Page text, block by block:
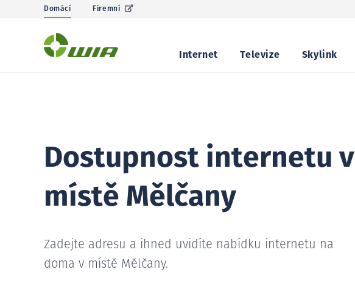
Domácí Firemní
Internet Televize Skylink
Dostupnost internetu v
místě Mělčany
Zadejte adresu a ihned uvidíte nabídku internetu na
doma v místě Mělčany.